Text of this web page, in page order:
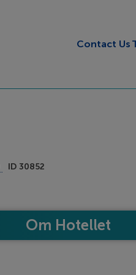
Contact Us
ID 30852
Om Hotellet